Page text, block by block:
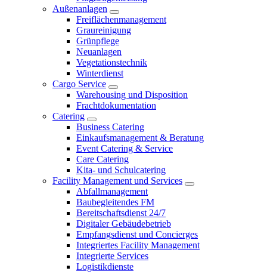
Außenanlagen
Freiflächenmanagement
Graureinigung
Grünpflege
Neuanlagen
Vegetationstechnik
Winterdienst
Cargo Service
Warehousing und Disposition
Frachtdokumentation
Catering
Business Catering
Einkaufsmanagement & Beratung
Event Catering & Service
Care Catering
Kita- und Schulcatering
Facility Management und Services
Abfallmanagement
Baubegleitendes FM
Bereitschaftsdienst 24/7
Digitaler Gebäudebetrieb
Empfangsdienst und Concierges
Integriertes Facility Management
Integrierte Services
Logistikdienste